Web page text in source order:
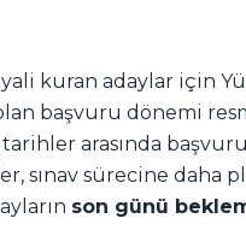
kuran adaylar için
başvuru dönemi
arasında
sınav sürecine daha
son günü